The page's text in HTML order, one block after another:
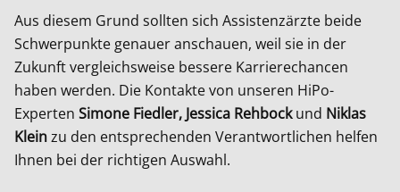
Aus diesem Grund sollten sich Assistenzärzte beide
Schwerpunkte genauer anschauen, weil sie in der
Zukunft vergleichsweise bessere Karrierechancen
haben werden. Die Kontakte von unseren HiPo-
Experten Simone Fiedler, Jessica Rehbockund Niklas
Kleinzu den entsprechenden Verantwortlichen helfen
Ihnen bei der richtigen Auswahl.